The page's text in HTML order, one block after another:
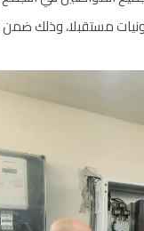
وضمان عدم تراكم المديونيات